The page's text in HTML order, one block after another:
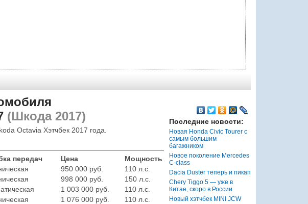
(Шкода 2017)
Octavia Хэтчбек 2017 года.
передач Цена
Мощность
950 000 руб.
110 л.с.
998 000 руб.
150 л.с.
1 003 000 руб.
110 л.с.
1 076 000 руб.
110 л.с.
Последние новости:
Новая Honda Civic Tourer с
самым большим
багажником
Новое поколение Mercedes
C-class
Dacia Duster теперь и пикап
Chery Tiggo 5 — уже в
Китае, скоро в России
Новый хэтчбек MINI JCW